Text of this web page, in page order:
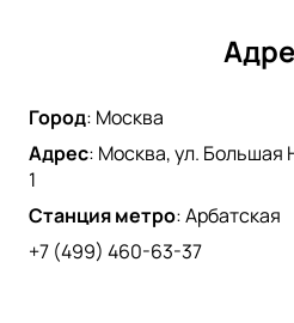
Город: Москва
Адрес: Москва, ул. Большая
1
Станция метро:Арбатская
+7 (499) 460-63-37